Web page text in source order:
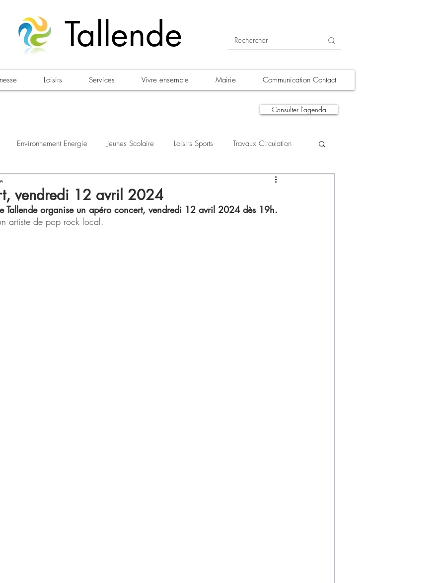
Tallende
Loisirs Services Vivre ensemble Mairie Communication Contact
Consulter l'agenda
Environnement Energie Jeunes Scolaire Loisirs Sports Travaux Circulation
A la une
vendredi 12 avril 2024
Tallende organise un apéro concert, vendredi 12 avril 2024 dès 19h.
artiste de pop rock local.